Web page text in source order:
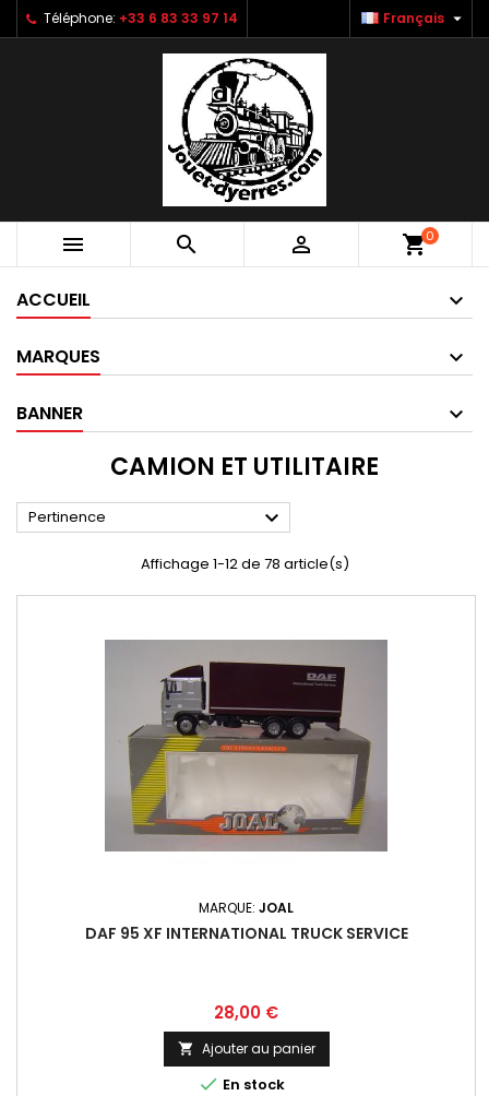
Téléphone: +33 6 83 33 97 14 Français 
   shopping_cart0
ACCUEIL
MARQUES
BANNER
CAMION ET UTILITAIRE
Pertinence 
Affichage 1-12 de 78 article(s)
MARQUE: JOAL
DAF 95 XF INTERNATIONAL TRUCK SERVICE
Prix
28,00 €
 Ajouter au panier
 En stock